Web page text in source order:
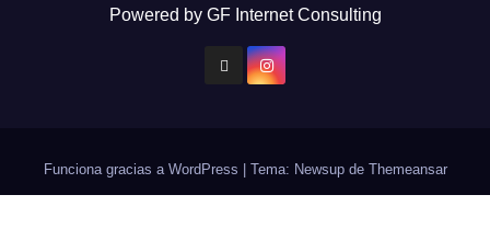
Powered by GF Internet Consulting
Funciona gracias a WordPress Tema: Newsup de Themeansar